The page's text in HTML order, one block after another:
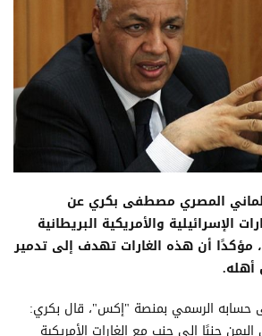
المصري مصطفى بكري عن
الإسرائيلية والأمريكية البريطانية
أن هذه الغارات تهدف إلى تدمير
أهله.
حسابه الرسمي بمنصة "إكس"، قال بكري:
اليمن جنبًا إلى جنب مع الغارات الأمريكية